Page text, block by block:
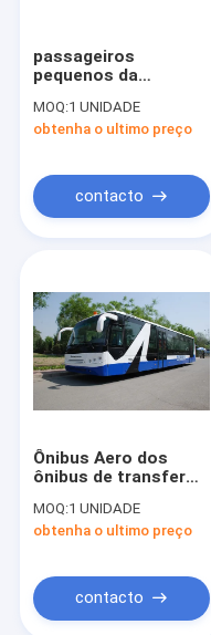
Produtos
Sobre nós
Excursão da fábrica
Peça umas citações
passageiros
pequenos da
do ônibus do avental
do aeroporto dos
MOQ:1 UNIDADE
obtenha o ultimo preço
contacto
Ônibus Aero dos
ônibus de transfer
passageiro da grande
capacidade 51 com
MOQ:1 UNIDADE
obtenha o ultimo preço
contacto